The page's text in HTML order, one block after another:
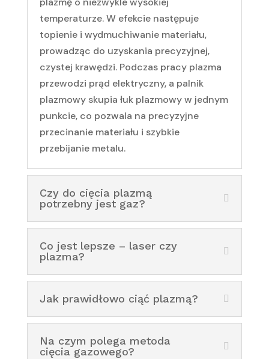
temperaturze. W efekcie następuje
topienie i wydmuchiwanie materiału,
prowadząc do uzyskania precyzyjnej,
czystej krawędzi. Podczas pracy plazma
przewodzi prąd elektryczny, a palnik
plazmowy skupia łuk plazmowy w jednym
punkcie, co pozwala na precyzyjne
przecinanie materiału i szybkie
przebijanie metalu.
Czy do cięcia plazmą
potrzebny jest gaz?
Co jest lepsze – laser czy
plazma?
Jak prawidłowo ciąć plazmą?
Na czym polega metoda
cięcia gazowego?